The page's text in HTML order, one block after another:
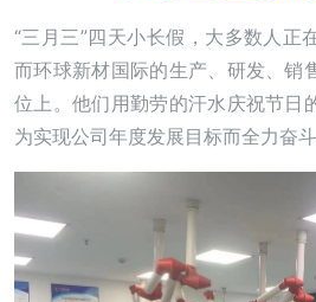
“三月三”四天小长假，大多数人正
而环球新材国际的生产、研发、销
位上。他们用勤劳的汗水庆祝节日
为实现公司年度发展目标而全力奋斗